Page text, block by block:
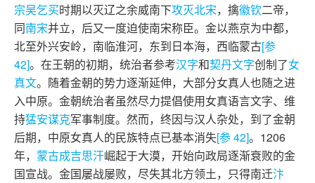
宗吴乞买时期以灭辽之余威南下攻灭北宋，擒徽钦二帝，
同南宋并立，后又一度迫使南宋称臣。金以燕京为中都，
北至外兴安岭，南临淮河，东到日本海，西临蒙古[参
42]。在王朝的初期，统治者参考汉字和契丹文字创制了女
真文。随着金朝的势力逐渐延伸，大部分女真人也随之进
入中原。金朝统治者虽然尽力提倡使用女真语言文字、维
持猛安谋克军事制度。然而，终因与汉人杂处，到了金朝
后期，中原女真人的民族特点已基本消失[参 42]。1206
年， 蒙古成吉思汗崛起于大漠，开始向政局逐渐衰败的金
国宣战。金国屡战屡败，尽失其北方领土，只得南迁汴